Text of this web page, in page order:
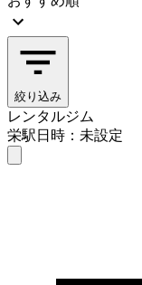
絞り込み
レンタルジム
栄駅日時：未設定